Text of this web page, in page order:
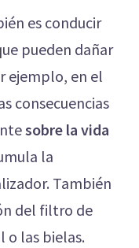
es conducir
pueden dañar
ejemplo, en el
consecuencias
sobre la vida
la
También
del filtro de
o las bielas.